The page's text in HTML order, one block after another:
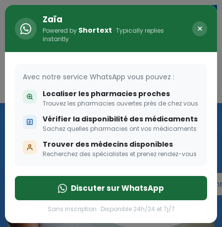
Programme OLGA-ESTHER
Rejoignez le programme Olga Esther pour les femmes
enceintes
Rejoignez le programme Olga Esther pour les
Zaïa
Powered by Shortext · Typically replies
instantly
×
Avec notre service WhatsApp vous pouvez :
Localiser les pharmacies proches
Trouvez les pharmacies ouvertes près de chez vous
Vérifier la disponibilité des médicaments
Sachez quelles pharmacies ont vos médicaments
Trouver des médecins disponibles
Recherchez des spécialistes et prenez rendez-vous
Discuter sur WhatsApp
Sans inscription · Disponible 24h/24 et 7j/7